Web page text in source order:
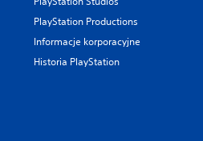
PlayStation Productions
Informacje korporacyjne
Historia PlayStation